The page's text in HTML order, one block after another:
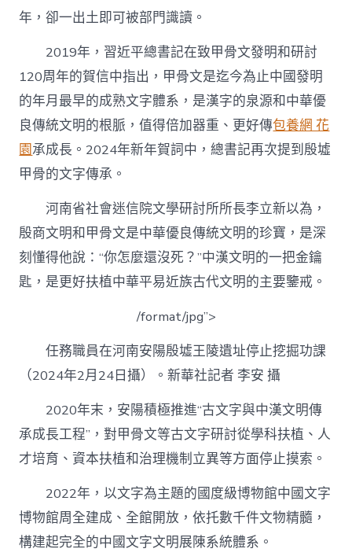
年，卻一出土即可被部門識讀。
2019年，習近平總書記在致甲骨文發明和研討
120周年的賀信中指出，甲骨文是迄今為止中國發明
的年月最早的成熟文字體系，是漢字的泉源和中華優
良傳統文明的根脈，值得倍加器重、更好傳包養網 花
園承成長。2024年新年賀詞中，總書記再次提到殷墟
甲骨的文字傳承。
河南省社會迷信院文學研討所所長李立新以為，
殷商文明和甲骨文是中華優良傳統文明的珍寶，是深
刻懂得他說：“你怎麼還沒死？”中漢文明的一把金鑰
匙，是更好扶植中華平易近族古代文明的主要鑒戒。
/format/jpg”>
任務職員在河南安陽殷墟王陵遺址停止挖掘功課
（2024年2月24日攝）。新華社記者 李安 攝
2020年末，安陽積極推進“古文字與中漢文明傳
承成長工程”，對甲骨文等古文字研討從學科扶植、人
才培育、資本扶植和治理機制立異等方面停止摸索。
2022年，以文字為主題的國度級博物館中國文字
博物館周全建成、全館開放，依托數千件文物精髓，
構建起完全的中國文字文明展陳系統體系。